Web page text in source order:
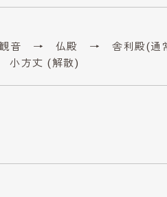
観音 → 仏殿 → 舎利殿(
方丈 (解散)